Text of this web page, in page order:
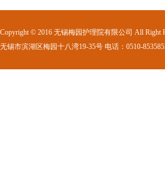
Copyright © 2016 无锡梅园护理院有限公司 All Right
无锡市滨湖区梅园十八湾19-35号 电话：0510-